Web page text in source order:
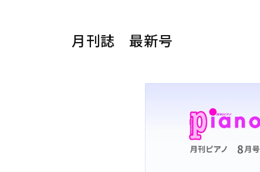
月刊誌 最新号